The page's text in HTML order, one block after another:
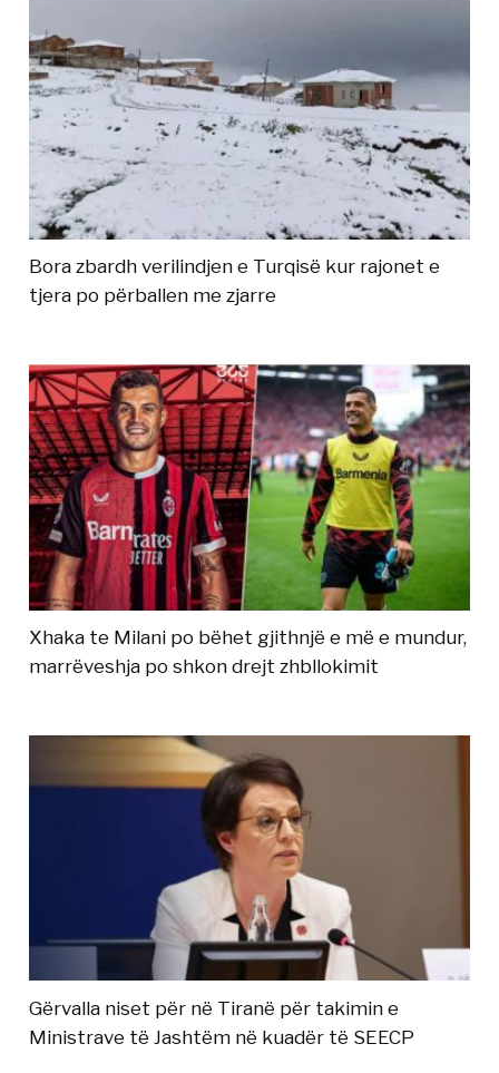
Bora zbardh verilindjen e Turqisë kur rajonet e
tjera po përballen me zjarre
Xhaka te Milani po bëhet gjithnjë e më e mundur,
marrëveshja po shkon drejt zhbllokimit
Gërvalla niset për në Tiranë për takimin e
Ministrave të Jashtëm në kuadër të SEECP